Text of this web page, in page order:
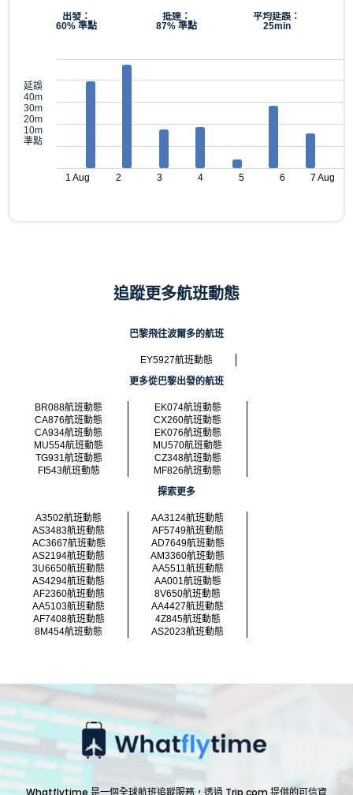
出發：
60% 準點
抵達：
87% 準點
平均延誤：
25min
延誤
40m
30m
20m
10m
準點
1 Aug 2 3 4 5 6 7 Aug
追蹤更多航班動態
巴黎飛往波爾多的航班
EY5927航班動態
更多從巴黎出發的航班
BR088航班動態
EK074航班動態
CA876航班動態
CX260航班動態
CA934航班動態
EK076航班動態
MU554航班動態
MU570航班動態
TG931航班動態
CZ348航班動態
FI543航班動態
MF826航班動態
探索更多
A3502航班動態
AA3124航班動態
AS3483航班動態
AF5749航班動態
AC3667航班動態
AD7649航班動態
AS2194航班動態
AM3360航班動態
3U6650航班動態
AA5511航班動態
AS4294航班動態
AA001航班動態
AF2360航班動態
8V650航班動態
AA5103航班動態
AA4427航班動態
AF7408航班動態
4Z845航班動態
8M454航班動態
AS2023航班動態